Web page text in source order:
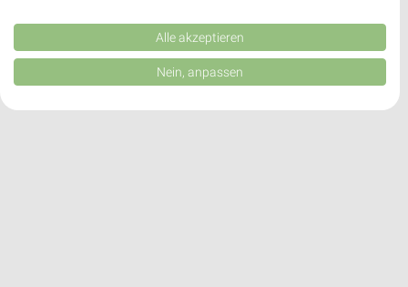
Kombinationen von Daten aus verschiedenen Quellen. Entwicklung und
Verbesserung der Angebote. Verwendung reduzierter Daten zur Auswahl
von Inhalten.
Daten können außerhalb der Europäischen Union weitergegeben und in die
Website/App.
Alle akzeptieren
Nein, anpassen